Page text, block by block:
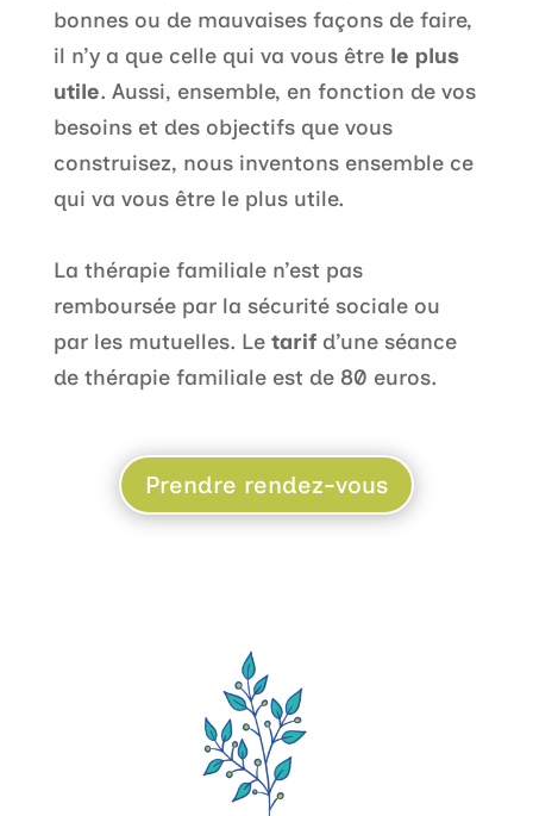
bonnes ou de mauvaises façons de faire,
il n’y a que celle qui va vous être le plus
utile. Aussi, ensemble, en fonction de vos
besoins et des objectifs que vous
construisez, nous inventons ensemble ce
qui va vous être le plus utile.
La thérapie familiale n’est pas
remboursée par la sécurité sociale ou
par les mutuelles. Le tarifd’une séance
de thérapie familiale est de 80 euros.
Prendre rendez-vous